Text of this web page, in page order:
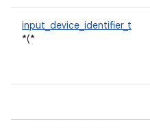
input_device_identifier_t
*(*